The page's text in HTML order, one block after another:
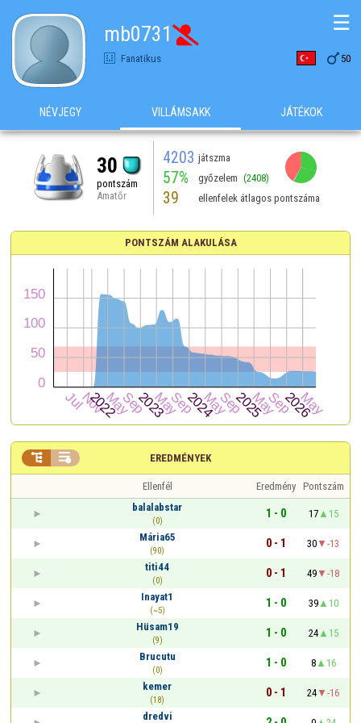
mb0731
Fanatikus  50
☰
NÉVJEGY VILLÁMSAKK JÁTÉKOK
30
pontszám
Amatőr
4203 játszma
57% győzelem (2408)
39 ellenfelek átlagos pontszáma
PONTSZÁM ALAKULÁSA
EREDMÉNYEK
 
Ellenfél Eredmény Pontszám
balalabstar
(0)
1 - 0 17
15
Mária65
(90)
0 - 1 30
-13
titi44
(0)
0 - 1 49
-18
Inayat1
(~5)
1 - 0 39
10
Hüsam19
(9)
1 - 0 24
15
Brucutu
(0)
1 - 0 8
16
kemer
(18)
0 - 1 24
-16
dredvi